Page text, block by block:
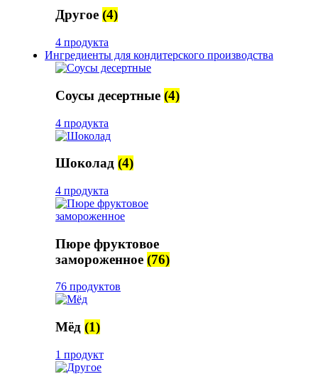
Другое (4)
4 продукта
Ингредиенты для кондитерского производства
Соусы десертные (4)
4 продукта
Шоколад (4)
4 продукта
Пюре фруктовое
замороженное (76)
76 продуктов
Мёд (1)
1 продукт